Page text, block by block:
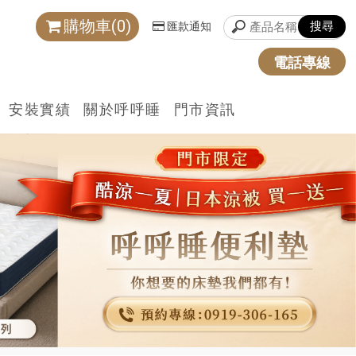
安裝實績 關於呼呼睡 門市資訊
購物車(0) 匯款通知
電話專線